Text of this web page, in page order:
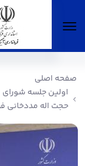
۱۴۰۳ به
شهرستان -
صفحه اصلی
حجت اله مددخانی